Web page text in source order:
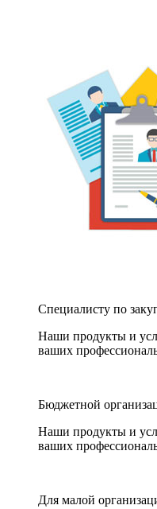
Специалисту по
Наши продукты и
ваших
Бюджетной
Наши продукты и
ваших
Для малой